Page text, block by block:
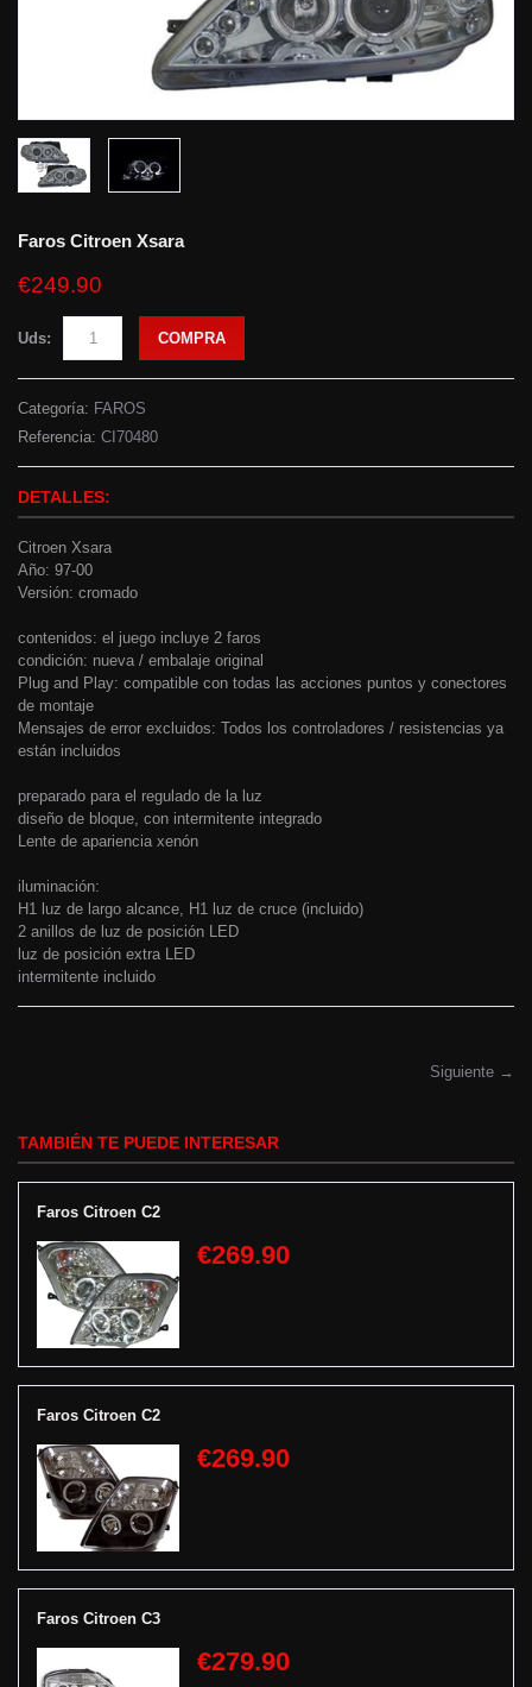
Faros Citroen Xsara
€249.90
Uds: COMPRA
Categoría: FAROS
Referencia: CI70480
DETALLES:
Citroen Xsara
Año: 97-00
Versión: cromado
contenidos: el juego incluye 2 faros
condición: nueva / embalaje original
Plug and Play: compatible con todas las acciones puntos y conectores
de montaje
Mensajes de error excluidos: Todos los controladores / resistencias ya
están incluidos
preparado para el regulado de la luz
diseño de bloque, con intermitente integrado
Lente de apariencia xenón
iluminación:
H1 luz de largo alcance, H1 luz de cruce (incluido)
2 anillos de luz de posición LED
luz de posición extra LED
intermitente incluido
Siguiente →
TAMBIÉN TE PUEDE INTERESAR
Faros Citroen C2
€269.90
Faros Citroen C2
€269.90
Faros Citroen C3
€279.90